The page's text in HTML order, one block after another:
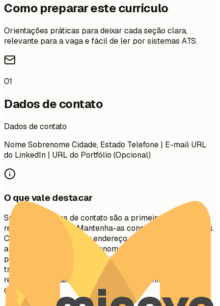
Como preparar este currículo
Orientações práticas para deixar cada seção clara,
relevante para a vaga e fácil de ler por sistemas ATS.
01
Dados de contato
Dados de contato
Nome Sobrenome Cidade, Estado Telefone | E-mail URL
do LinkedIn | URL do Portfólio (Opcional)
O que vale destacar
Suas informações de contato são a primeira seção que os
recrutadores veem. Mantenha-as concisas e profissionais.
Certifique-se de que seu endereço de e-mail seja
apropriado (ex:
nome.sobrenome@email.com
perfil do LinkedIn para uma visão abrangente de sua
trajetória profissional. Um portfólio ou site pessoal é
recomendado para funções criativas, técnicas ou de
design.